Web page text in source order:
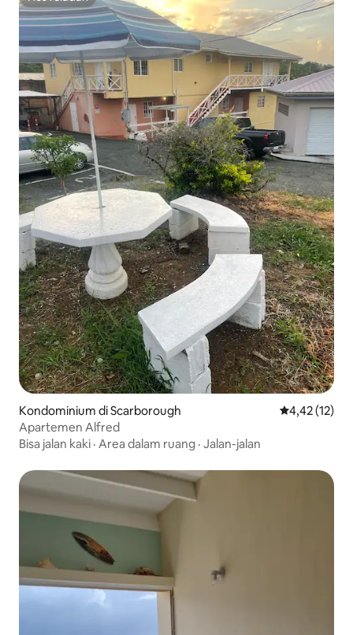
HosTeladan
Kondominium di Scarborough Nilai rata-
4,42 (12)
Apartemen Alfred
Bisa jalan kaki · Area dalam ruang · Jalan-jalan